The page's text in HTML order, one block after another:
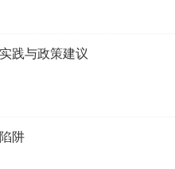
践与政策建议
阱